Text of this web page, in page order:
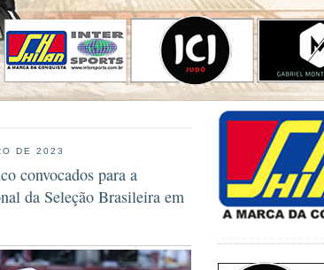
DE 2023
convocados para a
da Seleção Brasileira em